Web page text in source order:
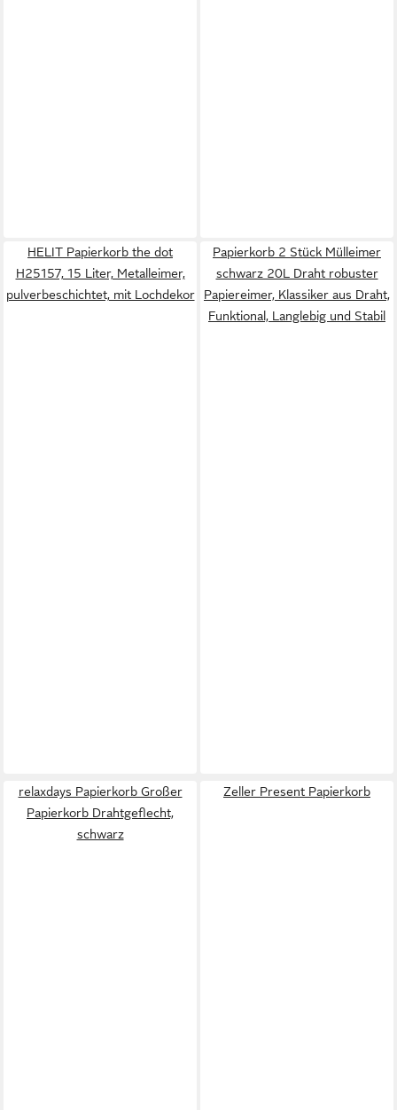
HELIT Papierkorb the dot
H25157, 15 Liter, Metalleimer,
pulverbeschichtet, mit Lochdekor
Papierkorb 2 Stück Mülleimer
schwarz 20L Draht robuster
Papiereimer, Klassiker aus Draht,
Funktional, Langlebig und Stabil
relaxdays Papierkorb Großer
Papierkorb Drahtgeflecht,
schwarz
Zeller Present Papierkorb